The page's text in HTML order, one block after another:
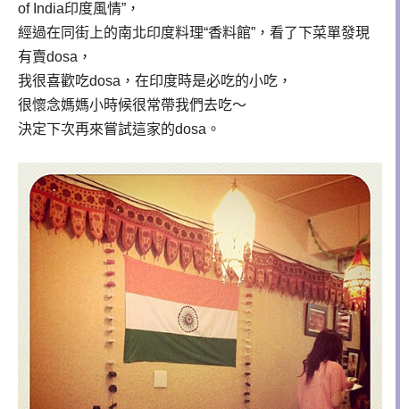
of India印度風情”，
經過在同街上的南北印度料理“香料館”，看了下菜單發現
有賣dosa，
我很喜歡吃dosa，在印度時是必吃的小吃，
很懷念媽媽小時候很常帶我們去吃～
決定下次再來嘗試這家的dosa。